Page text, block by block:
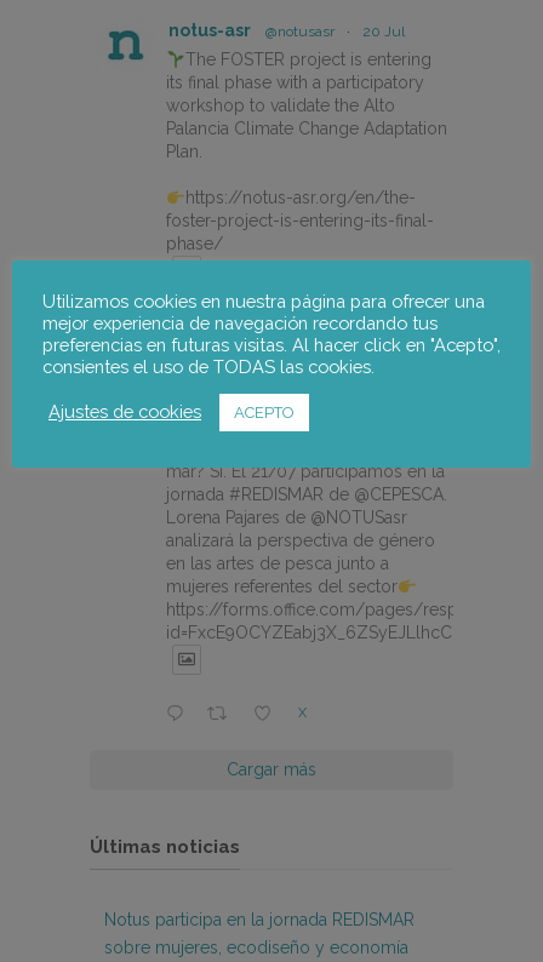
notus-asr @notusasr · 20 Jul
The FOSTER project is entering
its final phase with a participatory
workshop to validate the Alto
Palancia Climate Change Adaptation
Plan.
https://notus-asr.org/en/the-
foster-project-is-entering-its-final-
phase/
X
notus-asr @notusasr
¿Es posible unir ecodiseño,
mar? Sí. El 21/07 participamos en la
jornada #REDISMAR de @CEPESCA.
Lorena Pajares de @NOTUSasr
analizará la perspectiva de género
en las artes de pesca junto a
mujeres referentes del sector
https://forms.office.com/pages/
X
Cargar más
Últimas noticias
Notus participa en la jornada REDISMAR
sobre mujeres, ecodiseño y economía
Utilizamos cookies en nuestra página para ofrecer una
mejor experiencia de navegación recordando tus
preferencias en futuras visitas. Al hacer click en "Acepto",
consientes el uso de TODAS las cookies.
Ajustes de cookies ACEPTO